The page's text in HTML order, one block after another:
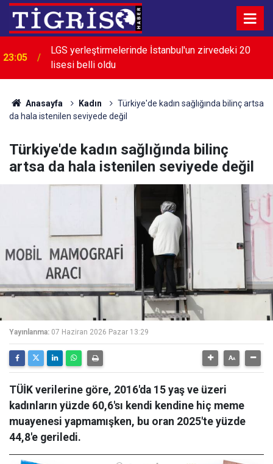
22:28 İran: Boğaz'ın açılması ABD'nin tutumuna bağlı
Anasayfa Kadın
Türkiye'de kadın sağlığında bilinç artsa
da hala istenilen seviyede değil
Türkiye'de kadın sağlığında bilinç
artsa da hala istenilen seviyede değil
Yayınlanma: 07 Haziran 2026 Pazar 13:29
TÜİK verilerine göre, 2016'da 15 yaş ve üzeri
kadınların yüzde 60,6'sı kendi kendine hiç meme
muayenesi yapmamışken, bu oran 2025'te yüzde
44,8'e geriledi.